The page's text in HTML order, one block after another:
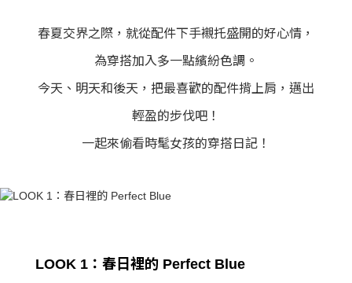
春夏交界之際，就從配件下手襯托盛開的好心情，
為穿搭加入多一點繽紛色調。
今天、明天和後天，把最喜歡的配件揹上肩，邁出
輕盈的步伐吧！
一起來偷看時髦女孩的穿搭日記！
LOOK 1：春日裡的 Perfect Blue